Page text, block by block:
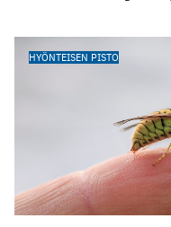
HYÖNTEISEN PISTO